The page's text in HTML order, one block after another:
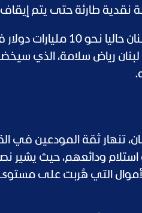
نقدية طارئة حتى يتم
ويبلغ احتياطي النقد الأجنبي
تنهار ثقة المودعين في
ودائعهم، حيث يشير نصر